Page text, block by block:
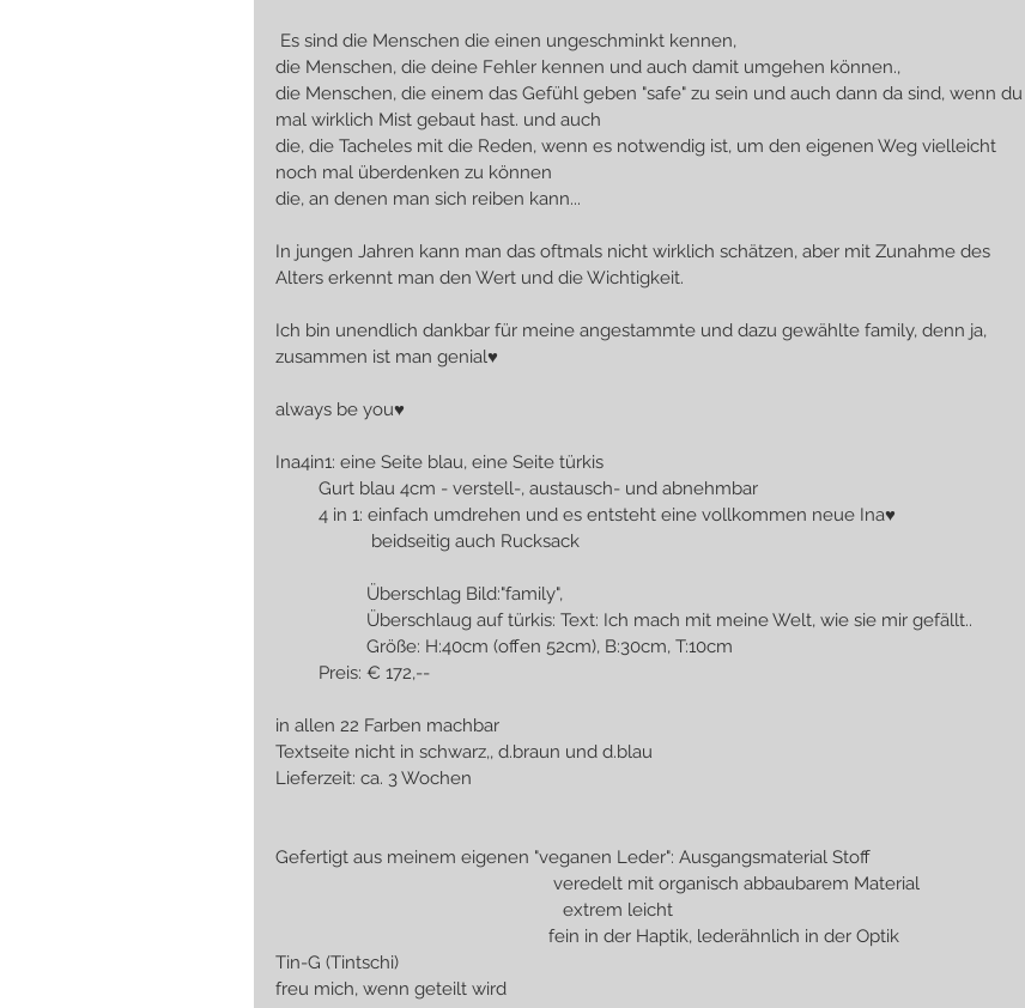
Es sind die Menschen die einen ungeschminkt kennen,
die Menschen, die deine Fehler kennen und auch damit umgehen können.,
die Menschen, die einem das Gefühl geben "safe" zu sein und auch dann da sind, wenn du
mal wirklich Mist gebaut hast. und auch
die, die Tacheles mit die Reden, wenn es notwendig ist, um den eigenen Weg vielleicht
noch mal überdenken zu können
die, an denen man sich reiben kann...
In jungen Jahren kann man das oftmals nicht wirklich schätzen, aber mit Zunahme des
Alters erkennt man den Wert und die Wichtigkeit.
Ich bin unendlich dankbar für meine angestammte und dazu gewählte family, denn ja,
zusammen ist man genial♥
always be you♥
Ina4in1: eine Seite blau, eine Seite türkis
         Gurt blau 4cm - verstell-, austausch- und abnehmbar
         4 in 1: einfach umdrehen und es entsteht eine vollkommen neue Ina♥
                    beidseitig auch Rucksack
                   Überschlag Bild:"family",
                   Überschlaug auf türkis: Text: Ich mach mit meine Welt, wie sie mir gefällt..
                   Größe: H:40cm (offen 52cm), B:30cm, T:10cm
         Preis: € 172,--
in allen 22 Farben machbar
Textseite nicht in schwarz,, d.braun und d.blau
Lieferzeit: ca. 3 Wochen
Gefertigt aus meinem eigenen "veganen Leder": Ausgangsmaterial Stoff
                                                          veredelt mit organisch abbaubarem Material
                                                            extrem leicht
                                                         fein in der Haptik, lederähnlich in der Optik
Tin-G (Tintschi)
freu mich, wenn geteilt wird